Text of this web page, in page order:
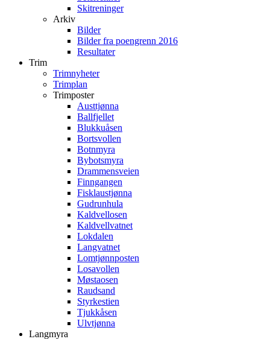
Skitreninger
Arkiv
Bilder
Bilder fra poengrenn 2016
Resultater
Trim
Trimnyheter
Trimplan
Trimposter
Austtjønna
Ballfjellet
Blukkuåsen
Bortsvollen
Botnmyra
Bybotsmyra
Drammensveien
Finngangen
Fisklaustjønna
Gudrunhula
Kaldvellosen
Kaldvellvatnet
Lokdalen
Langvatnet
Lomtjønnposten
Losavollen
Møstaosen
Raudsand
Styrkestien
Tjukkåsen
Ulvtjønna
Langmyra